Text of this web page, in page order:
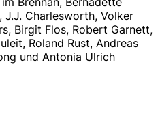
J.J. Charlesworth, Volker
Birgit Flos, Robert Garnett,
Roland Rust, Andreas
und Antonia Ulrich